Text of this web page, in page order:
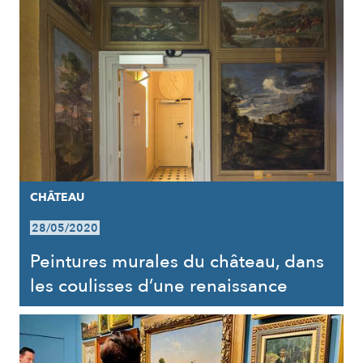
CHÂTEAU
28/05/2020
Peintures murales du château, dans
les coulisses d’une renaissance